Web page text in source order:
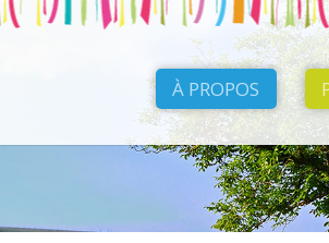
À PROPOS